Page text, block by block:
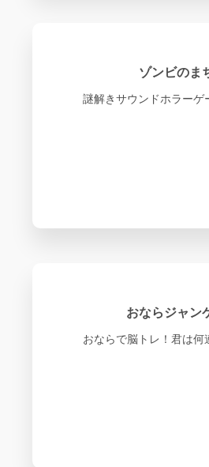
ゾンビのま
謎解きサウンドホラーゲ
おならジャン
おならで脳トレ！君は何